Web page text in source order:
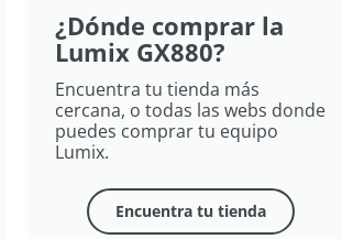
¿Dónde comprar la
Lumix GX880?
Encuentra tu tienda más
cercana, o todas las webs donde
puedes comprar tu equipo
Lumix​.
Encuentra tu tienda